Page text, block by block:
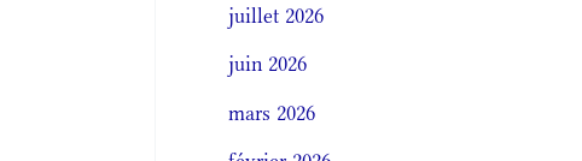
juillet 2026
juin 2026
mars 2026